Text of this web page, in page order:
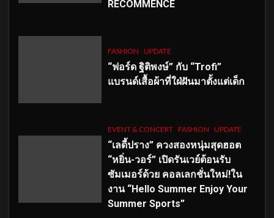
RECOMMENCÉ
FASHION UPDATE
“ฟอร์ด ฐิติพงษ์” กับ “Trofi”
แบรนด์เสื้อผ้าที่ใฝ่ฝันมาตั้งแต่เด็ก
EVENT & CONCERT FASHION UPDATE
“เลดี้ปราง” ควงสองหนุ่มสุดฮอต
“หยิ่น-วอร์” เปิดรันเวย์ต้อนรับ
ซัมเมอร์ด้วย คอลเลกชั่นใหม่!ใน
งาน “Hello Summer Enjoy Your
Summer Sports”